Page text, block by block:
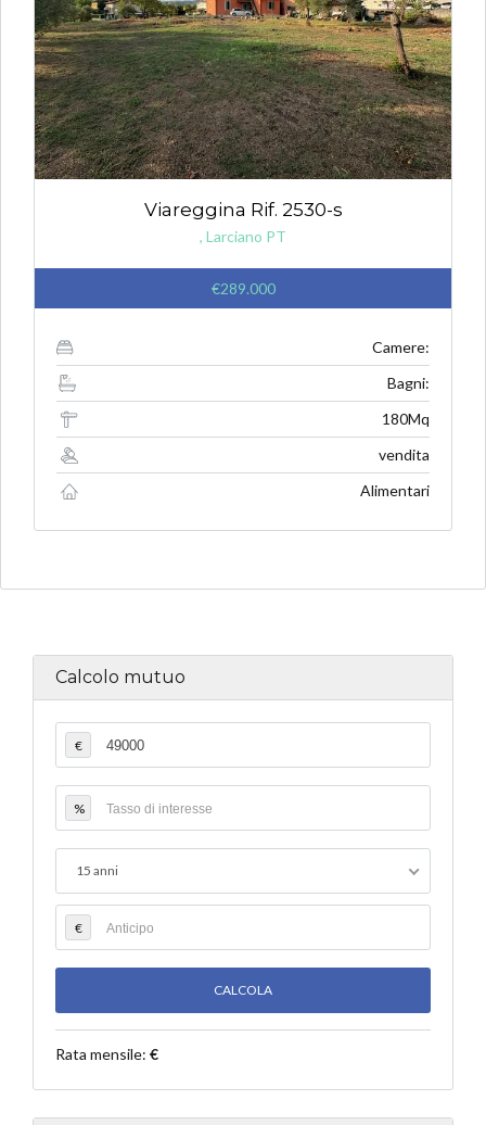
Viareggina Rif. 2530-s
, Larciano PT
€289.000
Camere:
Bagni:
180Mq
vendita
Alimentari
Calcolo mutuo
€
%
15 anni
€
Rata mensile: €